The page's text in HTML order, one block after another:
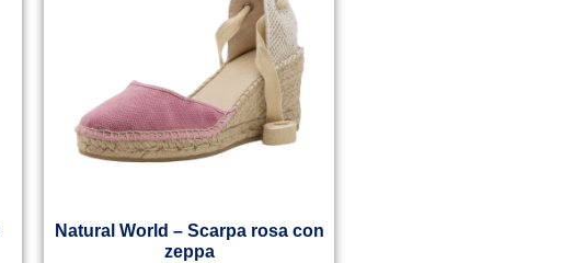
Natural World – Scarpa rosa con
zeppa